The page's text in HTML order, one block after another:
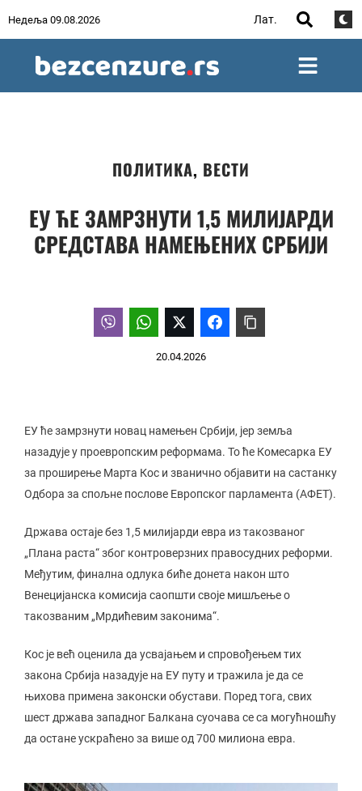
Недеља 09.08.2026 Лат.
ПОЛИТИКА, ВЕСТИ
ЕУ ЋЕ ЗАМРЗНУТИ 1,5 МИЛИЈАРДИ
СРЕДСТАВА НАМЕЊЕНИХ СРБИЈИ
20.04.2026
ЕУ ће замрзнути новац намењен Србији, јер земља
назадује у проевропским реформама. То ће Комесарка ЕУ
за проширење Марта Кос и званично објавити на састанку
Одбора за спољне послове Европског парламента (АФЕТ).
Држава остаје без 1,5 милијарди евра из такозваног
„Плана раста“ због контроверзних правосудних реформи.
Међутим, финална одлука биће донета након што
Венецијанска комисија саопшти своје мишљење о
такозваним „Мрдићевим законима“.
Кос је већ оценила да усвајањем и спровођењем тих
закона Србија назадује на ЕУ путу и тражила је да се
њихова примена законски обустави. Поред тога, свих
шест држава западног Балкана суочава се са могућношћу
да остане ускраћено за више од 700 милиона евра.